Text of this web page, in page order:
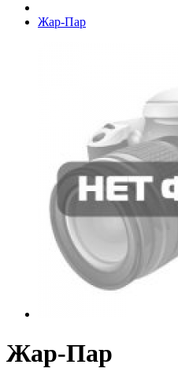
Жар-Пар
Жар-Пар